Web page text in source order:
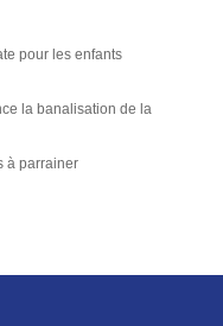
pour les enfants
la banalisation de la
à parrainer